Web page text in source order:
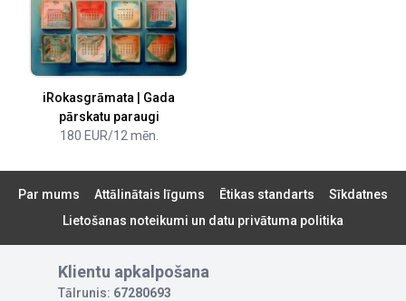
iRokasgrāmata | Gada
pārskatu paraugi
180 EUR/12 mēn.
Par mums Attālinātais līgums Ētikas standarts
Sīkdatnes
Lietošanas noteikumi un datu privātuma politika
Klientu apkalpošana
Tālrunis: 67280693